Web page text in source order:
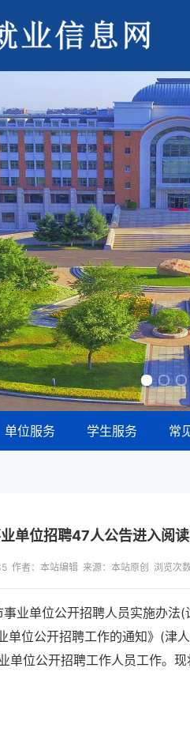
单位服务 学生服务 常
单位招聘47人公告进入阅
者：本站编辑 来源：本站原创 浏览次数
业单位公开招聘人员实施办法
单位公开招聘工作的通知》(津
位公开招聘工作人员工作。现